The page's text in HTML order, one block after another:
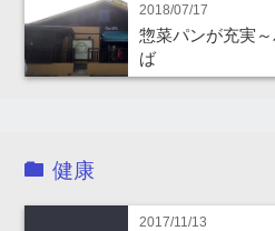
2018/07/17
惣菜パンが充実
ば
健康
2017/11/13